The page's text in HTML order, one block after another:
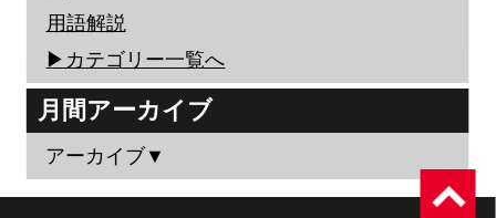
用語解説
▶︎カテゴリー一覧へ
月間アーカイブ
アーカイブ▼